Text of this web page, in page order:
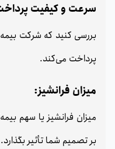
سرعت و کیفیت
بررسی کنید که شرکت
پرداخت می‌کند.
میزان فرانشیز:
میزان فرانشیز یا سهم
بر تصمیم شما تأثیر بگذارد.